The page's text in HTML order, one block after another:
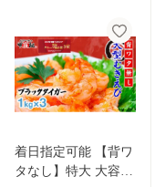
着日指定可能 【背ワ
タなし】特大 大容量